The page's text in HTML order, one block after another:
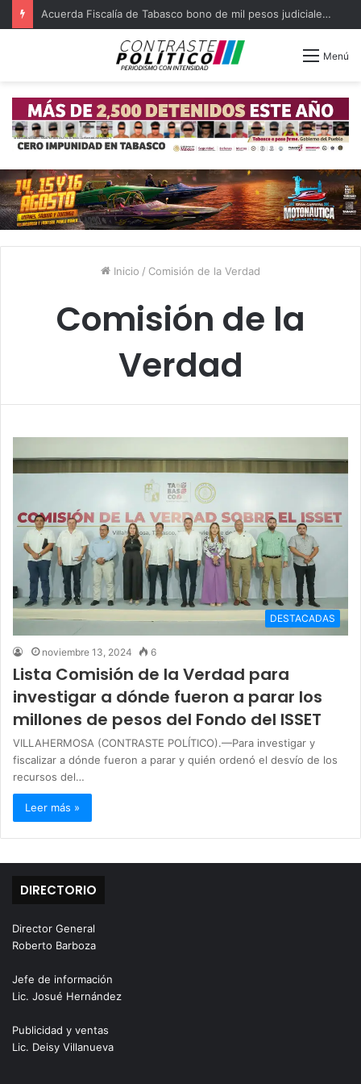
Acuerda Fiscalía de Tabasco bono de mil pesos judiciales quejosos
Menú
Inicio / Comisión de la Verdad
Comisión de la
Verdad
DESTACADAS
noviembre 13, 2024 6
Lista Comisión de la Verdad para
investigar a dónde fueron a parar los
millones de pesos del Fondo del ISSET
VILLAHERMOSA (CONTRASTE POLÍTICO).—Para investigar y
fiscalizar a dónde fueron a parar y quién ordenó el desvío de los
recursos del…
Leer más »
DIRECTORIO
Director General
Roberto Barboza
Jefe de información
Lic. Josué Hernández
Publicidad y ventas
Lic. Deisy Villanueva